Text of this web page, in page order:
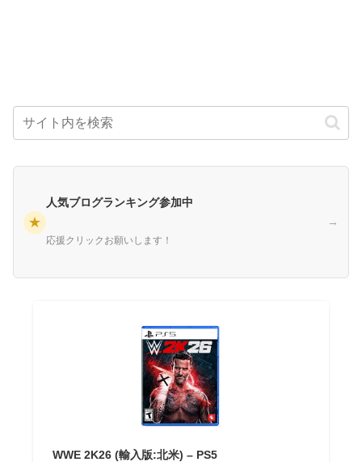
★
人気ブログランキング参加中
応援クリックお願いします！
→
WWE 2K26 (輸入版:北米) – PS5